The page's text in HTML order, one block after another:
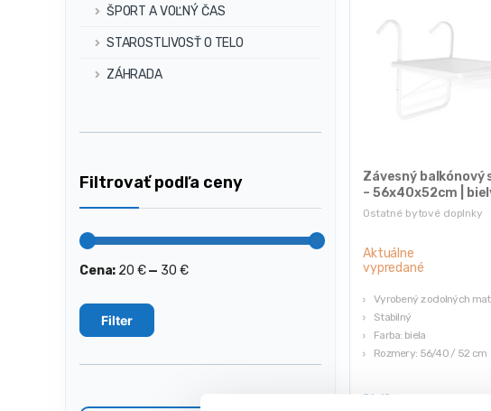
Ostatné bytové doplnky
Závesný balkónový
– 56x40x52cm |
Aktuálne
vypredané
Vyrobený z odolných
Stabilný
Farba: biela
Rozmery: 56/40 / 52 cm
30,45
ŠPORT A VOĽNÝ ČAS
STAROSTLIVOSŤ O TELO
ZÁHRADA
Filtrovať podľa ceny
Minimálna
Maximálna
Filter
Cena: 20 €— 30 €